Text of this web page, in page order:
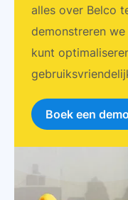
alles over Belco
demonstreren
kunt
Boek een demo